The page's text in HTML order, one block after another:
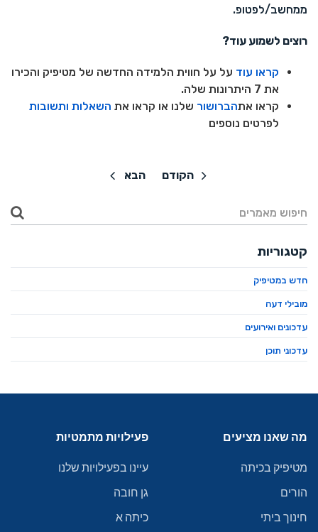
ממחשב/לפטופ.
רוצים לשמוע עוד?
קראו עוד על על חווית הלמידה החדשה של מטיפיק והכירו
את 7 היתרונות שלה.
קראו אתהברושור שלנו או קראו את השאלות ותשובות
לפרטים נוספים
הקודם הבא
קטגוריות
חדש במטיפיק
מובילי דעה
עדכונים ואירועים
עדכוני תוכן
מה שאנו מציעים
מטיפיק בכיתה
הורים
חינוך ביתי
פעילויות מתמטיות
עיינו בפעילויות שלנו
גן חובה
כיתה א